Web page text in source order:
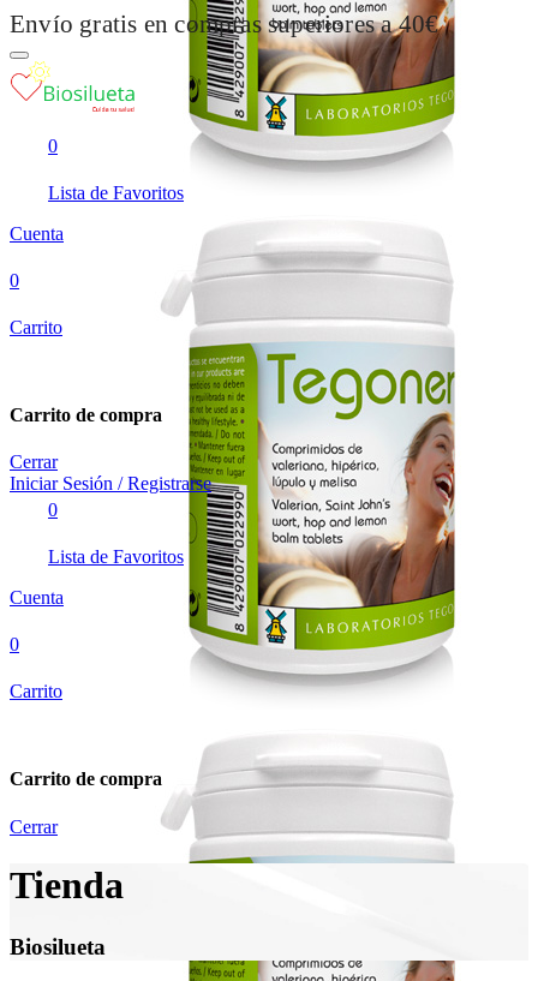
Envío gratis en compras superiores a 40€
0
Lista de Favoritos
Cuenta
0
Carrito
Carrito de compra
Cerrar
Iniciar Sesión / Registrarse
0
Lista de Favoritos
Cuenta
0
Carrito
Carrito de compra
Cerrar
Tienda
Biosilueta